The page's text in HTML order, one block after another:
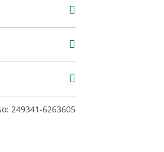
249341-6263605